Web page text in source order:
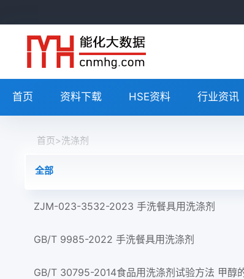
首页 资料下载 HSE资料 行业资讯
首页>洗涤剂
全部
ZJM-023-3532-2023 手洗餐具用洗涤剂
GB/T 9985-2022 手洗餐具用洗涤剂
GB/T 30795-2014食品用洗涤剂试验方法 甲醇